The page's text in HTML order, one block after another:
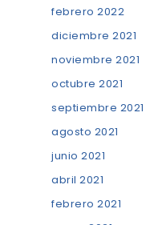
febrero 2022
diciembre 2021
noviembre 2021
octubre 2021
septiembre 2021
agosto 2021
junio 2021
abril 2021
febrero 2021